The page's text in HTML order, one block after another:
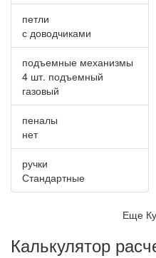
петли
с доводчиками
подъемные механизмы
4 шт. подъемный
газовый
пеналы
нет
ручки
Стандартные
Еще
Калькулятор